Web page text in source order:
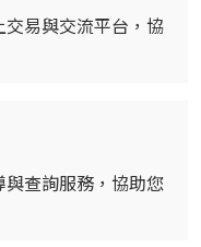
交易與交流平台，協
與查詢服務，協助您